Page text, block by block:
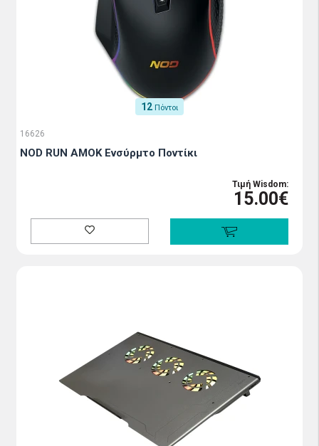
12 Πόντοι
16626
NOD RUN AMOK Ενσύρμτο Ποντίκι
Τιμή Wisdom:
15.00€